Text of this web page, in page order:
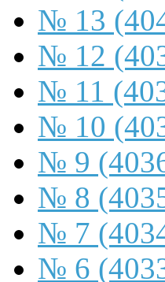
№ 13
№ 12
№ 11
№ 10
№ 9
№ 8
№ 7
№ 6